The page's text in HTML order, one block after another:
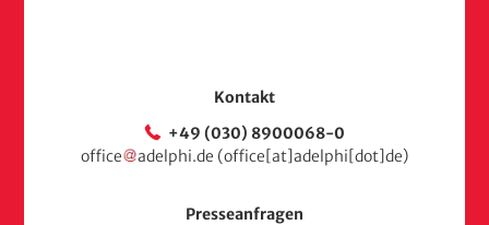
Kontakt
+49 (030) 8900068-0
office
adelphi.de (office[at]adelphi[dot]de)
Presseanfragen